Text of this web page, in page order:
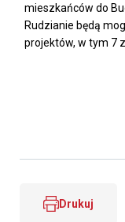
mieszkańców do
Rudzianie będą
projektów, w tym 7
Drukuj